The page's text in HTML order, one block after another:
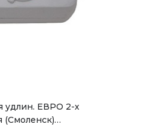
удлин. ЕВРО 2-х
(Смоленск)…